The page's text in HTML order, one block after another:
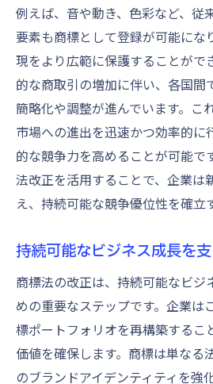
例えば、音や動き、色彩など、従
要素も商標として登録が可能にな
現をより広範に保護することがで
的な商取引の増加に伴い、各国間
簡略化や調整が進んでいます。こ
市場への進出を迅速かつ効率的に
的な競争力を高めることが可能で
法改正を活用することで、企業は
え、持続可能な競争優位性を確立
持続可能なビジネス成長を
商標法の改正は、持続可能なビジ
めの重要なステップです。企業は
標ポートフォリオを再構築するこ
価値を確保します。商標は単なる
のブランドアイデンティティを強